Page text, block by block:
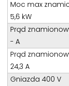
Specjalista
Tel: 32 275
Kom:+48
E-mail:
Moc max
5,6 kW
Prąd
- A
Prąd
24,3 A
Gniazda 400 V